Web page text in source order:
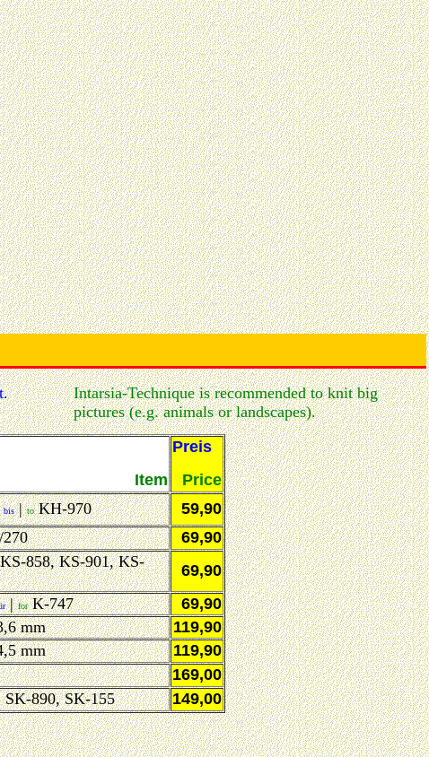
Intarsia-Technique is recommended to knit big
pictures (e.g. animals or landscapes).
Item
Preis
Price
bis|toKH-970
59,90
69,90
858, KS-901, KS-
69,90
|forK-747 69,90
mm
119,90
mm
119,90
169,00
SK-890, SK-155
149,00